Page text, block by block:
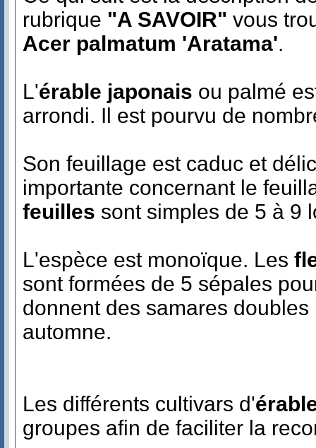
rubrique "A SAVOIR" vous
Acer palmatum 'Aratama'.
L'érable japonais ou palmé
arrondi. Il est pourvu de
Son feuillage est caduc et
importante concernant le
feuilles sont simples de 5 à 9
L'espèce est monoïque. Les
sont formées de 5 sépales
donnent des samares
automne.
Les différents cultivars d'
groupes afin de faciliter la